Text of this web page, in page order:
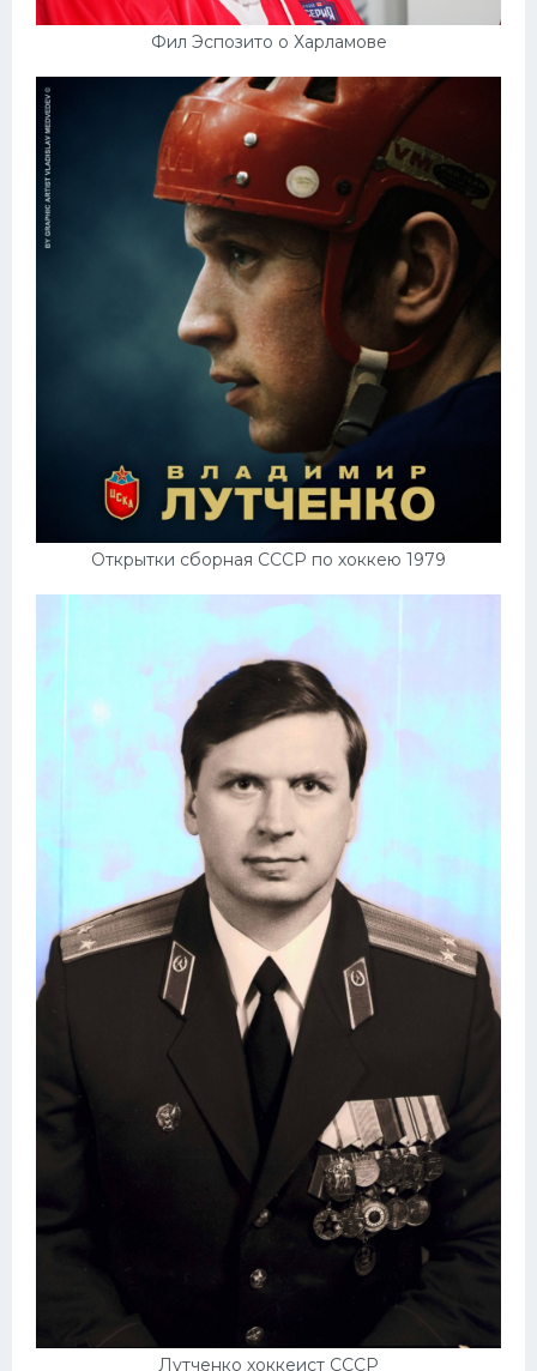
Фил Эспозито о Харламове
Открытки сборная СССР по хоккею 1979
Лутченко хоккеист СССР